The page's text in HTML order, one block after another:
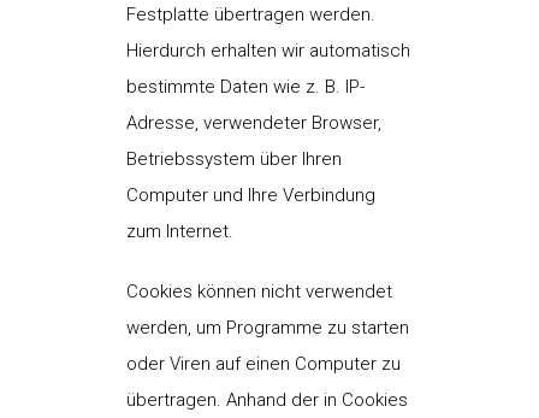
Festplatte übertragen werden.
Hierdurch erhalten wir automatisch
bestimmte Daten wie z. B. IP-
Adresse, verwendeter Browser,
Betriebssystem über Ihren
Computer und Ihre Verbindung
zum Internet.
Cookies können nicht verwendet
werden, um Programme zu starten
oder Viren auf einen Computer zu
übertragen. Anhand der in Cookies